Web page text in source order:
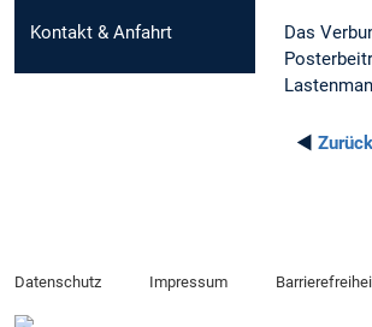
Kontakt & Anfahrt Das
◄
Datenschutz Impressum